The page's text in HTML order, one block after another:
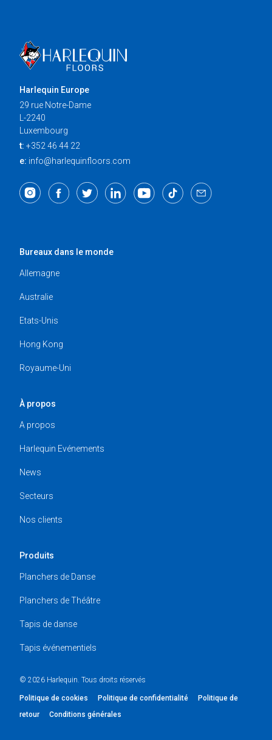
Harlequin Europe
29 rue Notre-Dame
L-2240
Luxembourg
t: +352 46 44 22
e: info@harlequinfloors.com
Bureaux dans le monde
Allemagne
Australie
Etats-Unis
Hong Kong
Royaume-Uni
À propos
A propos
Harlequin Evénements
News
Secteurs
Nos clients
Produits
Planchers de Danse
Planchers de Théâtre
Tapis de danse
Tapis événementiels
© 2026 Harlequin. Tous droits réservés
Politique de cookies Politique de confidentialité
Politique de
retour
Conditions générales